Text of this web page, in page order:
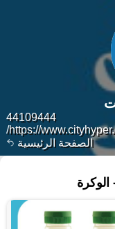
الصفحة الرئيسية
44109444
https://